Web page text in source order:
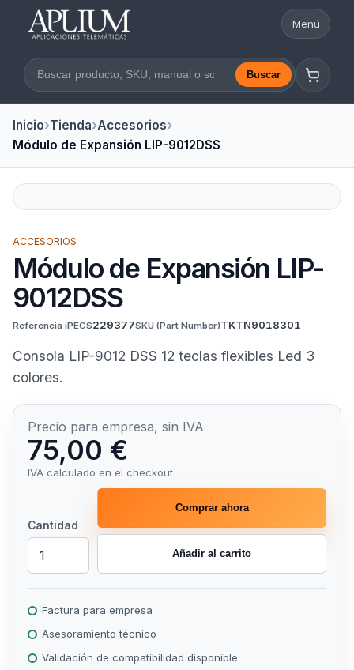
Abrir
Menú
Buscar en la web Buscar
Inicio Tienda Accesorios
Módulo de Expansión LIP-9012DSS
ACCESORIOS
Módulo de Expansión LIP-
9012DSS
Referencia iPECS229377SKU (Part Number)TKTN9018301
Consola LIP-9012 DSS 12 teclas flexibles Led 3
colores.
Precio para empresa, sin IVA
75,00 €
IVA calculado en el checkout
Cantidad
Comprar ahora
Añadir al carrito
Factura para empresa
Asesoramiento técnico
Validación de compatibilidad disponible